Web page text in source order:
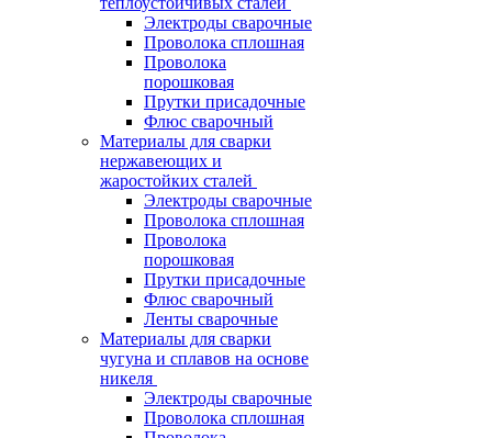
Электроды сварочные
Проволока сплошная
Проволока
порошковая
Прутки присадочные
Флюс сварочный
Материалы для сварки
нержавеющих и
жаростойких сталей
Электроды сварочные
Проволока сплошная
Проволока
порошковая
Прутки присадочные
Флюс сварочный
Ленты сварочные
Материалы для сварки
чугуна и сплавов на основе
никеля
Электроды сварочные
Проволока сплошная